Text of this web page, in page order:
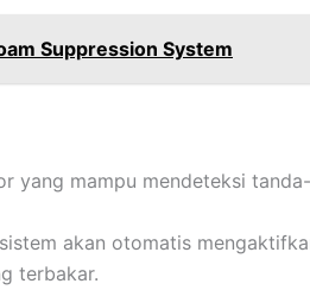
Suppression System
yang mampu mendeteksi
akan otomatis
terbakar.